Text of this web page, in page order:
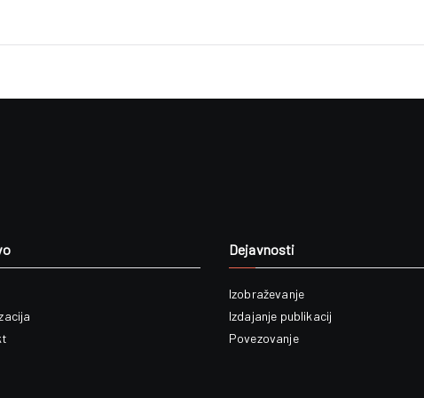
Dejavnosti
Izobraževanje
Izdajanje publikacij
Povezovanje